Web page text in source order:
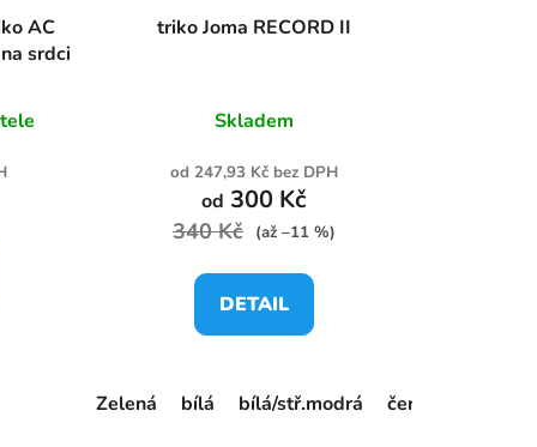
AC
srdci
triko Joma RECORD II
Skladem
od 247,93 Kč bez DPH
od 300 Kč
340 Kč (až –11 %)
DETAIL
Zelená bílá bílá/stř.modrá černá